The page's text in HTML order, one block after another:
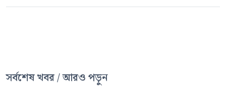
সর্বশেষ খবর / আরও পড়ুন